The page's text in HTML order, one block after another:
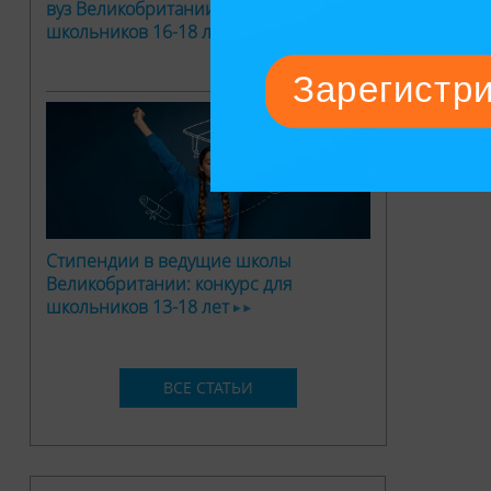
вуз Великобритании: конкурс для
школьников 16-18 лет
Стипендии в ведущие школы
Великобритании: конкурс для
школьников 13-18 лет
ВСЕ СТАТЬИ